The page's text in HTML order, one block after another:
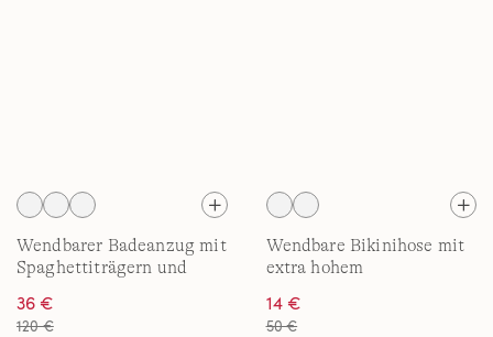
Wendbarer Badeanzug mit
Spaghettiträgern und
Beinausschnitt für Damen
36 €
120 €
Wendbare Bikinihose mit
extra hohem
Waist, für Damen
14 €
50 €